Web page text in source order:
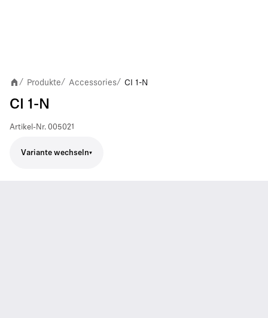
/ Produkte/ Accessories/ CI 1-N
CI 1-N
Artikel-Nr. 005021
Variante wechseln